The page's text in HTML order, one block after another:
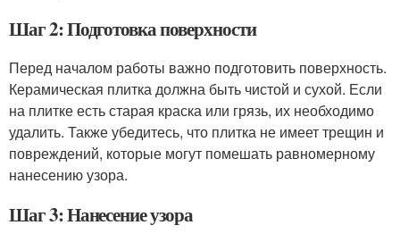
Шаг 2: Подготовка поверхности
Перед началом работы важно подготовить поверхность.
Керамическая плитка должна быть чистой и сухой. Если
на плитке есть старая краска или грязь, их необходимо
удалить. Также убедитесь, что плитка не имеет трещин и
повреждений, которые могут помешать равномерному
нанесению узора.
Шаг 3: Нанесение узора